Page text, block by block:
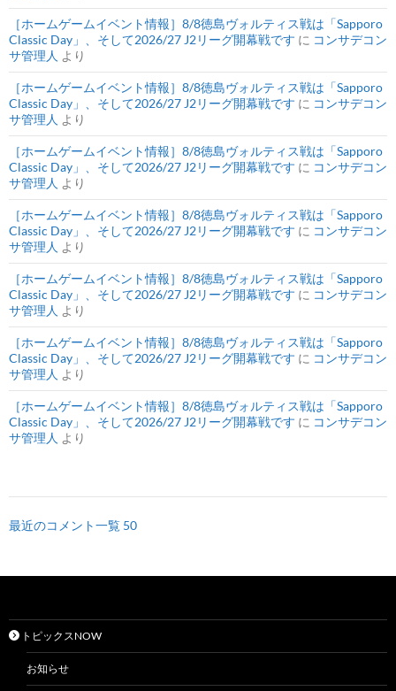
［ホームゲームイベント情報］8/8徳島ヴォルティス戦は「Sapporo
Classic Day」、そして2026/27 J2リーグ開幕戦です に コンサデコン
サ管理人 より
［ホームゲームイベント情報］8/8徳島ヴォルティス戦は「Sapporo
Classic Day」、そして2026/27 J2リーグ開幕戦です に コンサデコン
サ管理人 より
［ホームゲームイベント情報］8/8徳島ヴォルティス戦は「Sapporo
Classic Day」、そして2026/27 J2リーグ開幕戦です に コンサデコン
サ管理人 より
［ホームゲームイベント情報］8/8徳島ヴォルティス戦は「Sapporo
Classic Day」、そして2026/27 J2リーグ開幕戦です に コンサデコン
サ管理人 より
［ホームゲームイベント情報］8/8徳島ヴォルティス戦は「Sapporo
Classic Day」、そして2026/27 J2リーグ開幕戦です に コンサデコン
サ管理人 より
［ホームゲームイベント情報］8/8徳島ヴォルティス戦は「Sapporo
Classic Day」、そして2026/27 J2リーグ開幕戦です に コンサデコン
サ管理人 より
［ホームゲームイベント情報］8/8徳島ヴォルティス戦は「Sapporo
Classic Day」、そして2026/27 J2リーグ開幕戦です に コンサデコン
サ管理人 より
最近のコメント一覧 50
トピックスNOW
お知らせ